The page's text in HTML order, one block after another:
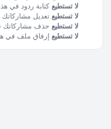
لا تستطيع كتابة ردود في
لا تستطيع تعديل مشاركاتك
لا تستطيع حذف مشاركاتك
لا تستطيع إرفاق ملف في